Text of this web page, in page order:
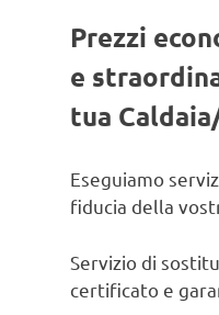
Prezzi
e
tua
Eseguiamo
fiducia della
Servizio di
certificato e